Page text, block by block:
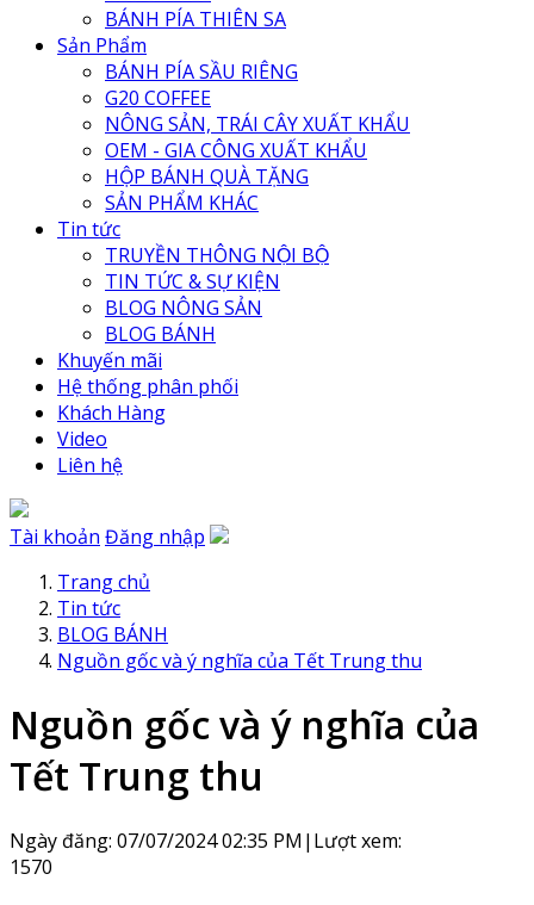
BÁNH PÍA THIÊN SA
Sản Phẩm
BÁNH PÍA SẦU RIÊNG
G20 COFFEE
NÔNG SẢN, TRÁI CÂY XUẤT KHẨU
OEM - GIA CÔNG XUẤT KHẨU
HỘP BÁNH QUÀ TẶNG
SẢN PHẨM KHÁC
Tin tức
TRUYỀN THÔNG NỘI BỘ
TIN TỨC & SỰ KIỆN
BLOG NÔNG SẢN
BLOG BÁNH
Khuyến mãi
Hệ thống phân phối
Khách Hàng
Video
Liên hệ
Tài khoản Đăng nhập
Trang chủ
Tin tức
BLOG BÁNH
Nguồn gốc và ý nghĩa của Tết Trung thu
Nguồn gốc và ý nghĩa của
Tết Trung thu
Ngày đăng: 07/07/2024 02:35 PM | Lượt xem:
1570